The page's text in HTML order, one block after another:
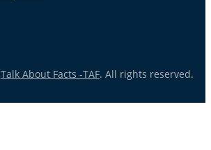
Talk About Facts -TAF. All rights reserved.